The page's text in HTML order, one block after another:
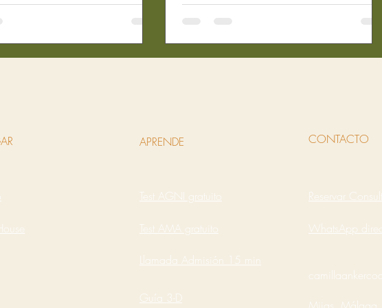
ayurveda en casa. Sí, en
un método que se adapta a
ayurvédico personalizado
una solución integral para ti. Hoy te voy
panchakarma en casa, de forma segura
y guiada, para que aproveches todos
APRENDE
Test AGNI gratuito
Test AMA gratuito
Llamada Admisión 15 min
Guía 3-D
CONTACTO
Reservar Consulta
WhatsApp